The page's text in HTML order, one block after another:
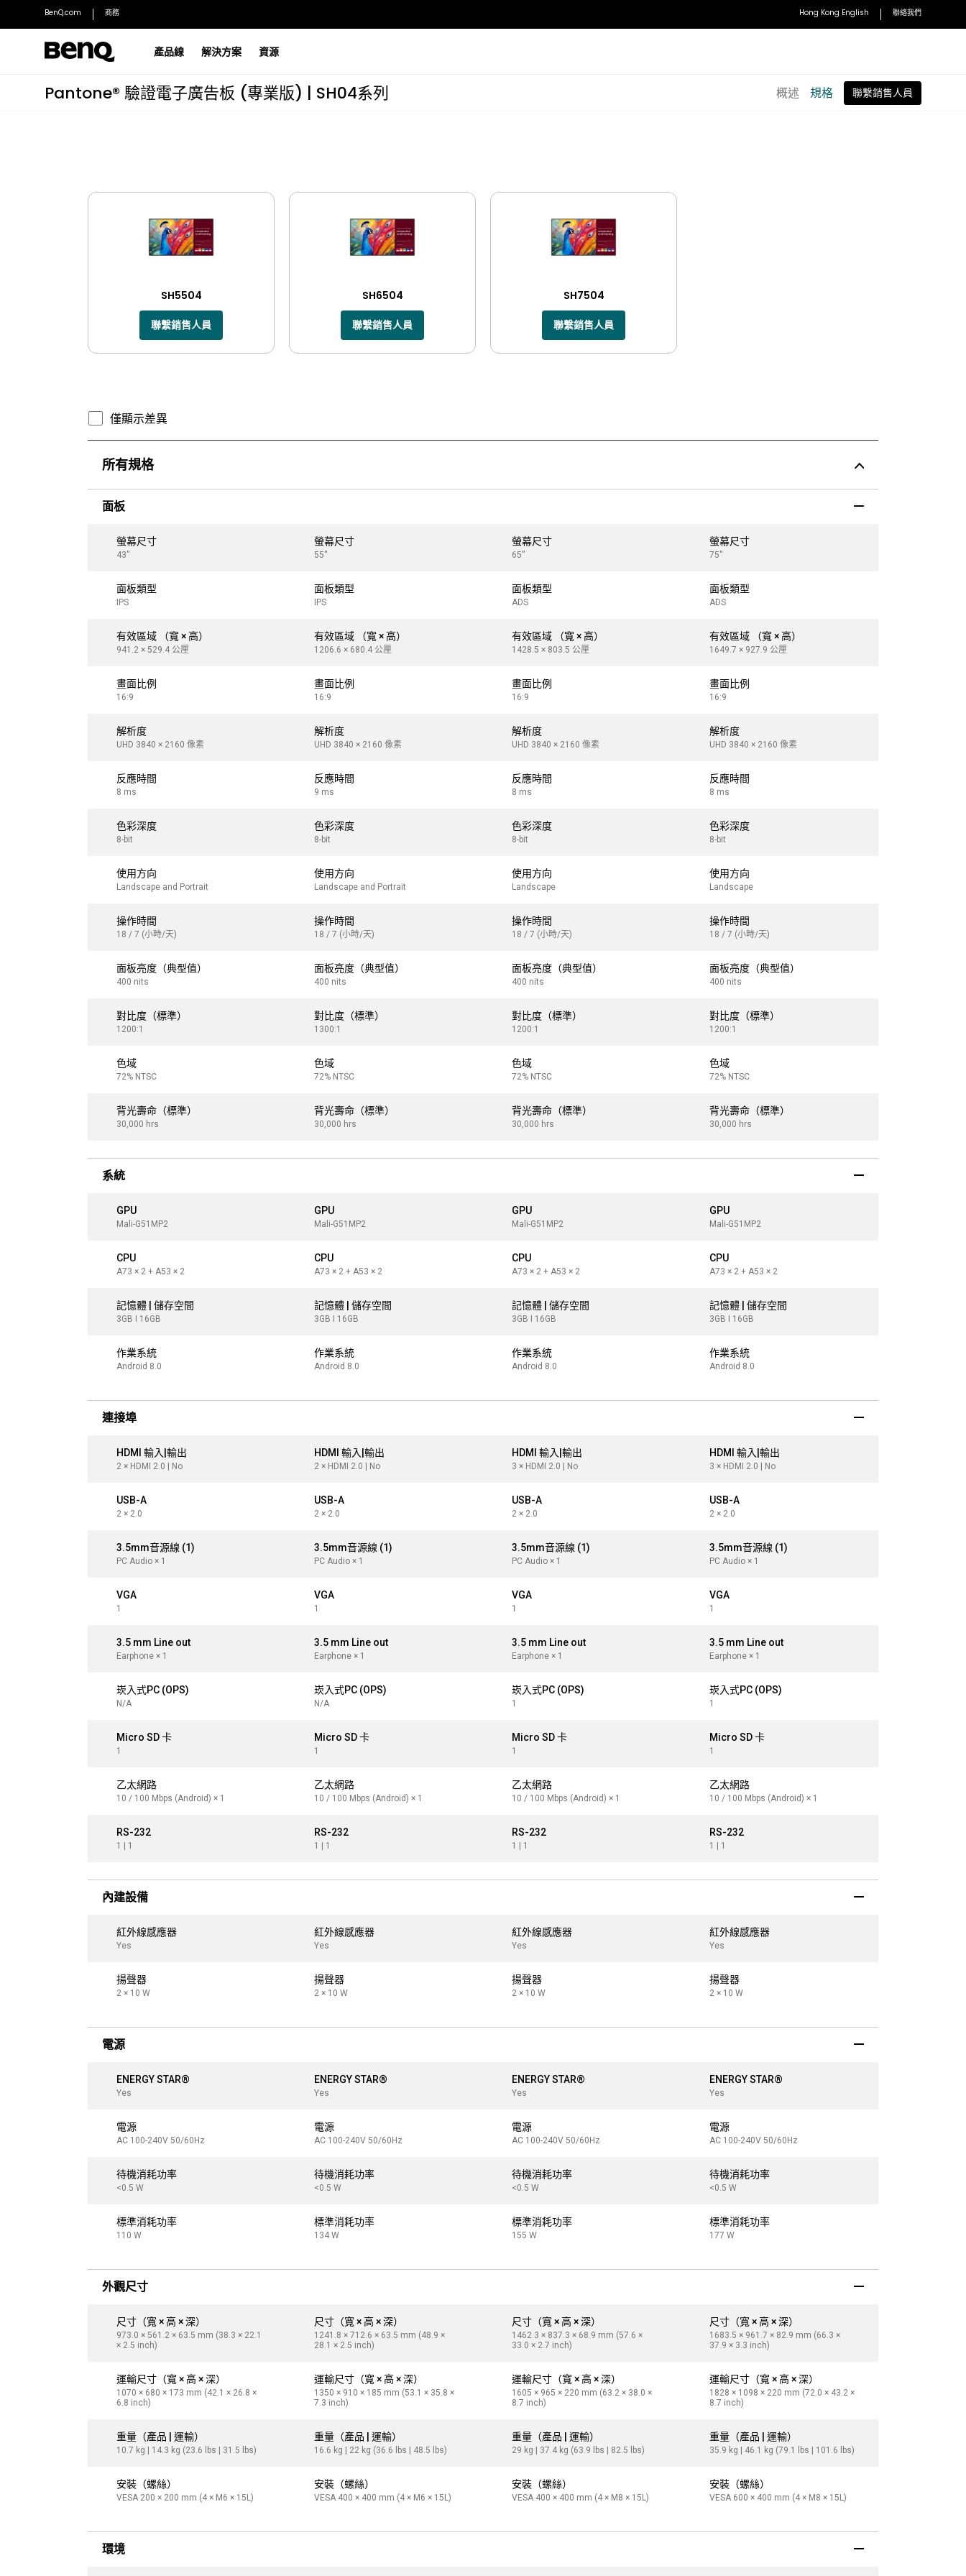
BenQ.com 商務 Hong Kong English 聯絡我們
產品線
RE05AC | 教育互動顯示器標準系列
Pantone SL04 電子廣告板
互動投影機
探索全部
InstaShare 2 無線螢幕分享
AMS 雲端帳戶存取管理
智慧廣播系統
解決方案 資源
Pantone® 驗證電子廣告板 (專業版) | SH04系列 概述 規格 聯繫銷售人員
SH5504
聯繫銷售人員
SH6504
聯繫銷售人員
SH7504
聯繫銷售人員
僅顯示差異
所有規格
面板
螢幕尺寸
43''
螢幕尺寸
55''
螢幕尺寸
65''
螢幕尺寸
75''
面板類型
IPS
面板類型
IPS
面板類型
ADS
面板類型
ADS
有效區域 （寬 × 高）
941.2 × 529.4 公厘
有效區域 （寬 × 高）
1206.6 × 680.4 公厘
有效區域 （寬 × 高）
1428.5 × 803.5 公厘
有效區域 （寬 × 高）
1649.7 × 927.9 公厘
畫面比例
16:9
畫面比例
16:9
畫面比例
16:9
畫面比例
16:9
解析度
UHD 3840 × 2160 像素
解析度
UHD 3840 × 2160 像素
解析度
UHD 3840 × 2160 像素
解析度
UHD 3840 × 2160 像素
反應時間
8 ms
反應時間
9 ms
反應時間
8 ms
反應時間
8 ms
色彩深度
8-bit
色彩深度
8-bit
色彩深度
8-bit
色彩深度
8-bit
使用方向
Landscape and Portrait
使用方向
Landscape and Portrait
使用方向
Landscape
使用方向
Landscape
操作時間
18 / 7 (小時/天)
操作時間
18 / 7 (小時/天)
操作時間
18 / 7 (小時/天)
操作時間
18 / 7 (小時/天)
面板亮度（典型值）
400 nits
面板亮度（典型值）
400 nits
面板亮度（典型值）
400 nits
面板亮度（典型值）
400 nits
對比度（標準）
1200:1
對比度（標準）
1300:1
對比度（標準）
1200:1
對比度（標準）
1200:1
色域
72% NTSC
色域
72% NTSC
色域
72% NTSC
色域
72% NTSC
背光壽命（標準）
30,000 hrs
背光壽命（標準）
30,000 hrs
背光壽命（標準）
30,000 hrs
背光壽命（標準）
30,000 hrs
系統
GPU
Mali-G51MP2
GPU
Mali-G51MP2
GPU
Mali-G51MP2
GPU
Mali-G51MP2
CPU
A73 × 2 + A53 × 2
CPU
A73 × 2 + A53 × 2
CPU
A73 × 2 + A53 × 2
CPU
A73 × 2 + A53 × 2
記憶體 | 儲存空間
3GB I 16GB
記憶體 | 儲存空間
3GB I 16GB
記憶體 | 儲存空間
3GB I 16GB
記憶體 | 儲存空間
3GB I 16GB
作業系統
Android 8.0
作業系統
Android 8.0
作業系統
Android 8.0
作業系統
Android 8.0
連接埠
HDMI 輸入|輸出
2 × HDMI 2.0 | No
HDMI 輸入|輸出
2 × HDMI 2.0 | No
HDMI 輸入|輸出
3 × HDMI 2.0 | No
HDMI 輸入|輸出
3 × HDMI 2.0 | No
USB-A
2 × 2.0
USB-A
2 × 2.0
USB-A
2 × 2.0
USB-A
2 × 2.0
3.5mm音源線 (1)
PC Audio × 1
3.5mm音源線 (1)
PC Audio × 1
3.5mm音源線 (1)
PC Audio × 1
3.5mm音源線 (1)
PC Audio × 1
VGA
1
VGA
1
VGA
1
VGA
1
3.5 mm Line out
Earphone × 1
3.5 mm Line out
Earphone × 1
3.5 mm Line out
Earphone × 1
3.5 mm Line out
Earphone × 1
崁入式PC (OPS)
N/A
崁入式PC (OPS)
N/A
崁入式PC (OPS)
1
崁入式PC (OPS)
1
Micro SD 卡
1
Micro SD 卡
1
Micro SD 卡
1
Micro SD 卡
1
乙太網路
10 / 100 Mbps (Android) × 1
乙太網路
10 / 100 Mbps (Android) × 1
乙太網路
10 / 100 Mbps (Android) × 1
乙太網路
10 / 100 Mbps (Android) × 1
RS-232
1 | 1
RS-232
1 | 1
RS-232
1 | 1
RS-232
1 | 1
內建設備
紅外線感應器
Yes
紅外線感應器
Yes
紅外線感應器
Yes
紅外線感應器
Yes
揚聲器
2 × 10 W
揚聲器
2 × 10 W
揚聲器
2 × 10 W
揚聲器
2 × 10 W
電源
ENERGY STAR®
Yes
ENERGY STAR®
Yes
ENERGY STAR®
Yes
ENERGY STAR®
Yes
電源
AC 100-240V 50/60Hz
電源
AC 100-240V 50/60Hz
電源
AC 100-240V 50/60Hz
電源
AC 100-240V 50/60Hz
待機消耗功率
<0.5 W
待機消耗功率
<0.5 W
待機消耗功率
<0.5 W
待機消耗功率
<0.5 W
標準消耗功率
110 W
標準消耗功率
134 W
標準消耗功率
155 W
標準消耗功率
177 W
外觀尺寸
尺寸（寬 × 高 × 深）
973.0 × 561.2 × 63.5 mm (38.3 × 22.1
× 2.5 inch)
尺寸（寬 × 高 × 深）
1241.8 × 712.6 × 63.5 mm (48.9 ×
28.1 × 2.5 inch)
尺寸（寬 × 高 × 深）
1462.3 × 837.3 × 68.9 mm (57.6 ×
33.0 × 2.7 inch)
尺寸（寬 × 高 × 深）
1683.5 × 961.7 × 82.9 mm (66.3 ×
37.9 × 3.3 inch)
運輸尺寸（寬 × 高 × 深）
1070 × 680 × 173 mm (42.1 × 26.8 ×
6.8 inch)
運輸尺寸（寬 × 高 × 深）
1350 × 910 × 185 mm (53.1 × 35.8 ×
7.3 inch)
運輸尺寸（寬 × 高 × 深）
1605 × 965 × 220 mm (63.2 × 38.0 ×
8.7 inch)
運輸尺寸（寬 × 高 × 深）
1828 × 1098 × 220 mm (72.0 × 43.2 ×
8.7 inch)
重量（產品 | 運輸）
10.7 kg | 14.3 kg (23.6 lbs | 31.5 lbs)
重量（產品 | 運輸）
16.6 kg | 22 kg (36.6 lbs | 48.5 lbs)
重量（產品 | 運輸）
29 kg | 37.4 kg (63.9 lbs | 82.5 lbs)
重量（產品 | 運輸）
35.9 kg | 46.1 kg (79.1 lbs | 101.6 lbs)
安裝（螺絲）
VESA 200 × 200 mm (4 × M6 × 15L)
安裝（螺絲）
VESA 400 × 400 mm (4 × M6 × 15L)
安裝（螺絲）
VESA 400 × 400 mm (4 × M8 × 15L)
安裝（螺絲）
VESA 600 × 400 mm (4 × M8 × 15L)
環境